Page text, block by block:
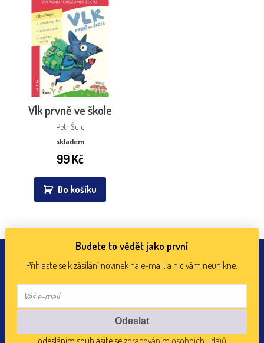
Vlk prvně ve škole
Petr Šulc
skladem
99Kč
Do košíku
Budete to vědět jako první
Přihlaste se k zásílání novinek na e-mail, a nic vám neunikne.